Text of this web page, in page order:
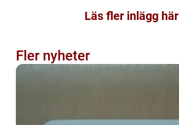
Läs fler inlägg här
Fler nyheter